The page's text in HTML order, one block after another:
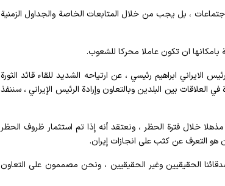
الاجتماعات ، بل يجب من خلال المتابعات الخاصة والجداول الزمنية
بامكانها ان تكون عاملا محركا للشعوب.
الايراني ابراهيم رئيسي ، عن ارتياحه الشديد للقاء قائد الثورة
بين البلدين وبالتعاون وإرادة الرئيس الإيراني ، سننفذ
خلال فترة الحظر ، ونعتقد أنه إذا تم استثمار ظروف الحظر
التعرف عن كثب على انجازات إيران.
الحقيقيين وغير الحقيقيين ، ونحن مصممون على التعاون